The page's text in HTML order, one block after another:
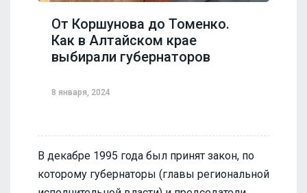
От Коршунова до Томенко.
Как в Алтайском крае
выбирали губернаторов
8 января, 2024
В декабре 1995 года был принят закон, по
которому губернаторы (главы региональной